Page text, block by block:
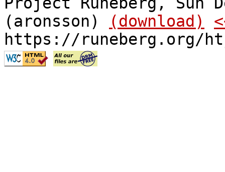
(aronsson)
(download)
https://runeberg.org/